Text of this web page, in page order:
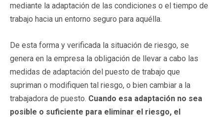
mediante la adaptación de las condiciones o el tiempo de
trabajo hacia un entorno seguro para aquélla.
De esta forma y verificada la situación de riesgo, se
genera en la empresa la obligación de llevar a cabo las
medidas de adaptación del puesto de trabajo que
supriman o modifiquen tal riesgo, o bien cambiar a la
trabajadora de puesto. Cuando esa adaptación no sea
posible o suficiente para eliminar el riesgo, el